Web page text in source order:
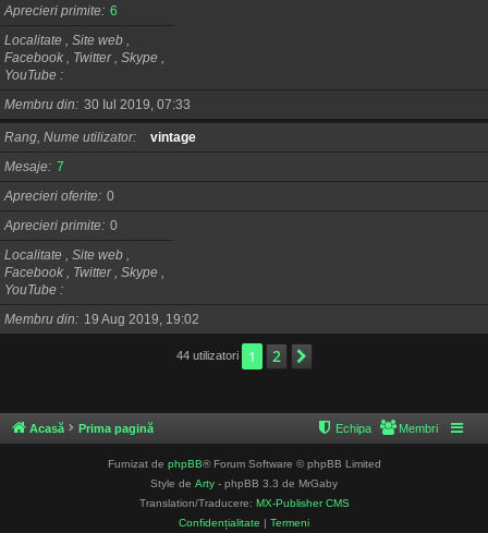
Aprecieri primite 6
Localitate , Site web ,
Facebook , Twitter , Skype ,
YouTube
Membru din
30 Iul 2019, 07:33
Rang, Nume utilizator
vintage
Mesaje 7
Aprecieri oferite 0
Aprecieri primite 0
Localitate , Site web ,
Facebook , Twitter , Skype ,
YouTube
Membru din
19 Aug 2019, 19:02
44 utilizatori 1 2
Acasă Prima pagină Membri
Echipa
Furnizat de phpBB® Forum Software © phpBB Limited
Style de Arty - phpBB 3.3 de MrGaby
Translation/Traducere: MX-Publisher CMS
Confidențialitate | Termeni